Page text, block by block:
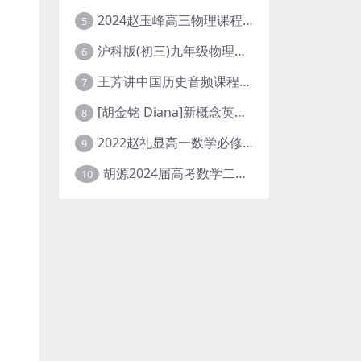
5 2024赵玉峰高三物理课程24年高考物理一轮复习网课教程
6 沪科版(初三)九年级物理全一册网课教学视频全集(录播版 杜春雨 66讲)
7 王芳讲中国历史音频课程全集(上下五千年)
8 [胡金铭 Diana]新概念英语第1册教学视频课程(全集 百度网盘下载)
9 2022赵礼显高一数学必修一课程视频资源(秋季班 含讲义)百度网盘云
10 胡源2024届高考数学二轮寒假春季精讲 百度网盘分享